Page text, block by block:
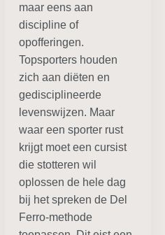
maar eens aan
discipline of
opofferingen.
Topsporters houden
zich aan diëten en
gedisciplineerde
levenswijzen. Maar
waar een sporter rust
krijgt moet een cursist
die stotteren wil
oplossen de hele dag
bij het spreken de Del
Ferro-methode